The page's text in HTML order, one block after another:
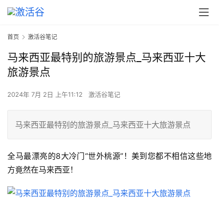
首页 激活谷笔记
马来西亚最特别的旅游景点_马来西亚十大
旅游景点
2024年 7月 2日 上午11:12 激活谷笔记
马来西亚最特别的旅游景点_马来西亚十大旅游景点
​全马最漂亮的8大冷门“世外桃源”！美到您都不相信这些地
方竟然在马来西亚！